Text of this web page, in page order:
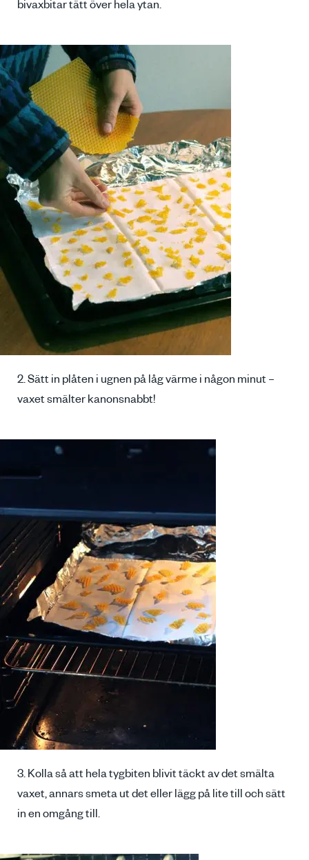
bivaxbitar tätt över hela ytan.
2. Sätt in plåten i ugnen på låg värme i någon minut –
vaxet smälter kanonsnabbt!
3. Kolla så att hela tygbiten blivit täckt av det smälta
vaxet, annars smeta ut det eller lägg på lite till och sätt
in en omgång till.